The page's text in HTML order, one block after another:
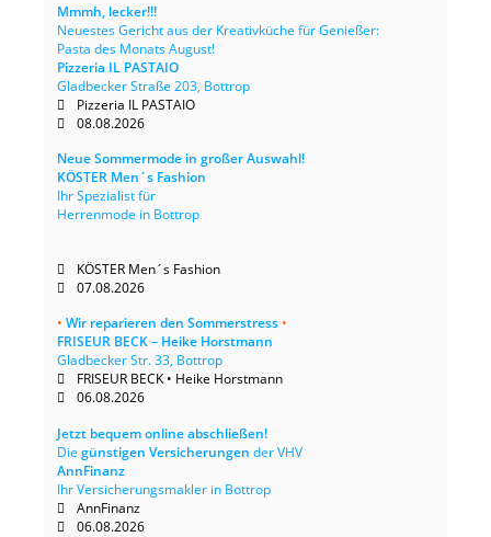
Mmmh, lecker!!!
Neuestes Gericht aus der Kreativküche für Genießer:
Pasta des Monats August!
Pizzeria IL PASTAIO
Gladbecker Straße 203, Bottrop
Pizzeria IL PASTAIO
08.08.2026
Neue Sommermode in großer Auswahl!
KÖSTER Men´s Fashion
Ihr Spezialist für
Herrenmode in Bottrop
KÖSTER Men´s Fashion
07.08.2026
• Wir reparieren den Sommerstress•
FRISEUR BECK – Heike Horstmann
Gladbecker Str. 33, Bottrop
FRISEUR BECK • Heike Horstmann
06.08.2026
Jetzt bequem online abschließen!
Die günstigen Versicherungen der VHV
AnnFinanz
Ihr Versicherungsmakler in Bottrop
AnnFinanz
06.08.2026